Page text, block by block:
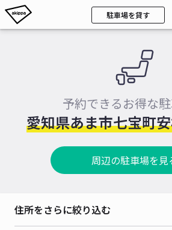
駐車場を貸す
予約できるお得な
愛知県あま市七宝町
周辺の駐車場を見
住所をさらに絞り込む